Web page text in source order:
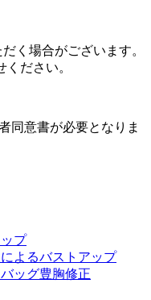
く場合がございます。
ださい。
同意書が必要となりま
プ
よるバストアップ
ッグ豊胸修正